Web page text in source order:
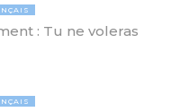
: Tu ne voleras